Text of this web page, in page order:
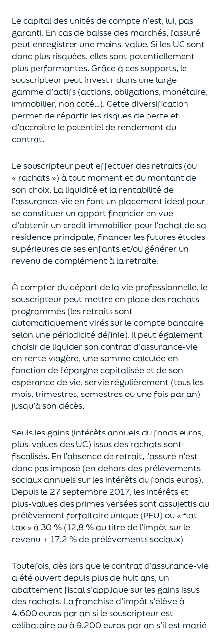
Le capital des unités de compte n’est, lui, pas
garanti. En casde baisse des marchés, l’assuré
peut enregistrer une moins-value. Si les UC sont
donc plus risquées, elles sont potentiellement
plus performantes. Grâce à ces supports, le
souscripteur peut investir dans une large
gamme d’actifs (actions, obligations, monétaire,
immobilier, non coté…). Cette diversification
permet de répartir les risques de perte et
d’accroître le potentielde rendement du
contrat.
Le souscripteur peut effectuer des retraits (ou
« rachats ») à tout moment et du montant de
son choix. Laliquiditéet la rentabilité de
l’assurance-vie en font un placement idéal pour
se constituer un apport financier en vue
d’obtenir un crédit immobilier pour l’achat desa
résidence principale, financer les futures études
supérieures de ses enfantset/ou générer un
revenu de complément à la retraite.
À compter du départ de la vie professionnelle, le
souscripteur peut mettre en place des rachats
programmés (les retraits sont
automatiquement virés sur le compte bancaire
selon une périodicité définie). Il peut également
choisirde liquider son contrat d’assurance-vie
en rente viagère, une somme calculée en
fonction de l’épargne capitalisée et deson
espérance de vie, servie régulièrement (tous les
mois, trimestres, semestres ou une fois par an)
jusqu’à son décès.
Seuls les gains (intérêts annuels du fonds euros,
plus-values des UC) issus des rachats sont
fiscalisés. En l’absence de retrait, l’assuré n’est
donc pas imposé (en dehors des prélèvements
sociaux annuels sur les intérêts du fonds euros).
Depuis le 27 septembre 2017, les intérêts et
plus-values des primes verséessont assujettis au
prélèvement forfaitaire unique (PFU) ou « flat
tax » à 30 % (12,8 % au titre de l’impôt sur le
revenu + 17,2 % de prélèvements sociaux).
Toutefois, dès lors que le contrat d’assurance-vie
a été ouvert depuis plus de huit ans, un
abattement fiscal s’applique sur les gains issus
des rachats. La franchise d’impôts’élève à
4.600 euros par an si le souscripteurest
célibataire ou à 9.200 euros par an s’il est marié